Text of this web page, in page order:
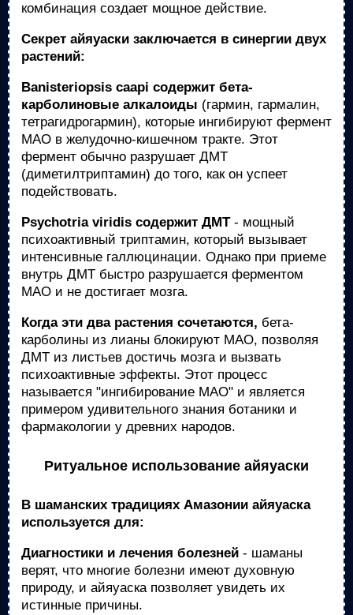
комбинация создает мощное действие.
Секрет айяуаски заключается в синергии двух
растений:
Banisteriopsis caapi содержит бета-
карболиновые алкалоиды (гармин, гармалин,
тетрагидрогармин), которые ингибируют фермент
МАО в желудочно-кишечном тракте. Этот
фермент обычно разрушает ДМТ
(диметилтриптамин) до того, как он успеет
подействовать.
Psychotria viridis содержит ДМТ- мощный
психоактивный триптамин, который вызывает
интенсивные галлюцинации. Однако при приеме
внутрь ДМТ быстро разрушается ферментом
МАО и не достигает мозга.
Когда эти два растения сочетаются, бета-
карболины из лианы блокируют МАО, позволяя
ДМТ из листьев достичь мозга и вызвать
психоактивные эффекты. Этот процесс
называется "ингибирование МАО" и является
примером удивительного знания ботаники и
фармакологии у древних народов.
Ритуальное использование айяуаски
В шаманских традициях Амазонии айяуаска
используется для:
Диагностики и лечения болезней - шаманы
верят, что многие болезни имеют духовную
природу, и айяуаска позволяет увидеть их
истинные причины.